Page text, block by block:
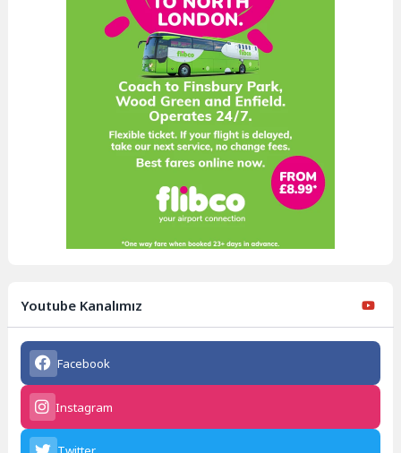
Youtube Kanalımız
Facebook
Instagram